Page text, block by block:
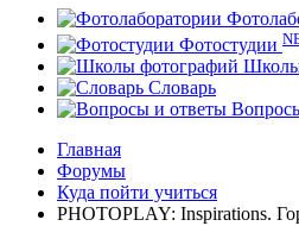
Фотостудии
Словарь
Главная
Форумы
Куда пойти учиться
PHOTOPLAY: Inspirations.